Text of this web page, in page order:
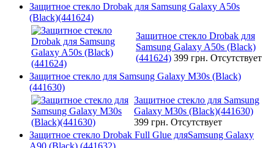
Защитное стекло Drobak для Samsung Galaxy A50s
(Black)(441624)
Защитное стекло Drobak для
Samsung Galaxy A50s (Black)
(441624) 399 грн. Отсутствует
Защитное стекло для Samsung Galaxy M30s (Black)
(441630)
Защитное стекло для Samsung
Galaxy M30s (Black)(441630)
399 грн. Отсутствует
Защитное стекло Drobak Full Glue дляSamsung Galaxy
A90 (Black) (441632)